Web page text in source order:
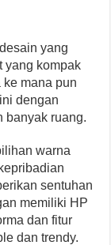
yang
yang kompak
mana pun
dengan
banyak ruang.
warna
sentuhan
memiliki HP
dan fitur
dan trendy.